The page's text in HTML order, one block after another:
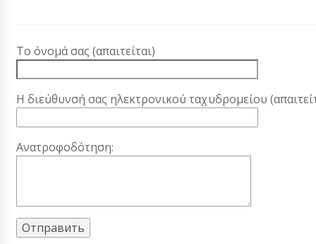
Το όνομά σας (απαιτείται)
Η διεύθυνσή σας ηλεκτρονικού ταχυδρομείου
Ανατροφοδότηση: